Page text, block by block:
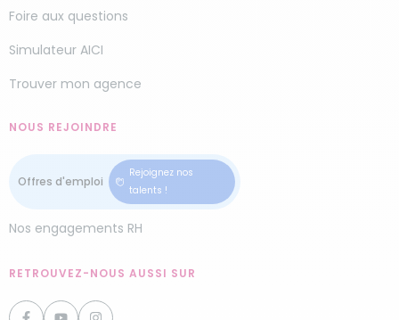
Foire aux questions
Simulateur AICI
Trouver mon agence
NOUS REJOINDRE
Rejoignez nos
talents !
Nos engagements RH
RETROUVEZ-NOUS AUSSI SUR